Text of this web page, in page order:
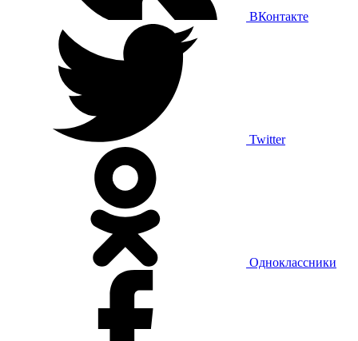
ВКонтакте
Twitter
Одноклассники